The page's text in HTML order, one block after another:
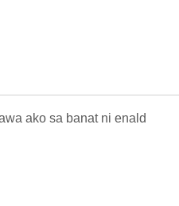
ako sa banat ni enald